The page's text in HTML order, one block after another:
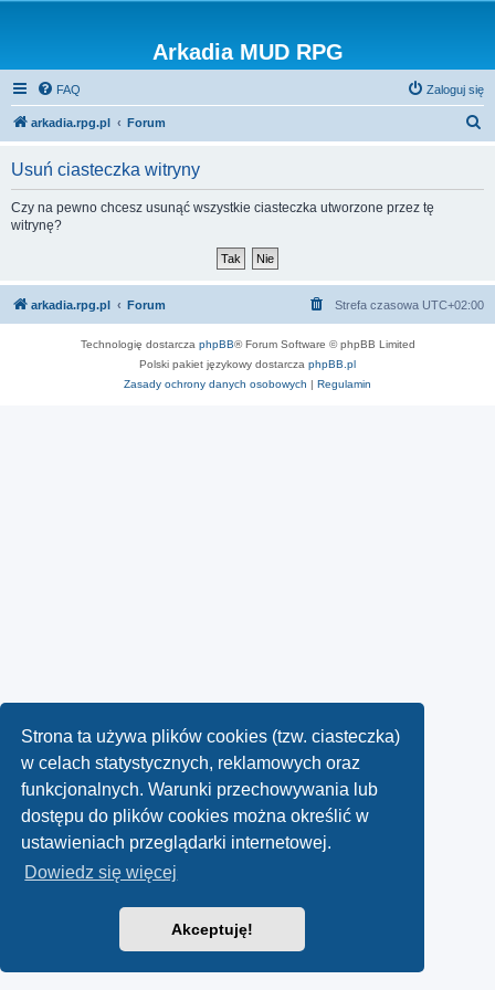
Strona ta używa plików cookies (tzw. ciasteczka)
w celach statystycznych, reklamowych oraz
funkcjonalnych. Warunki przechowywania lub
dostępu do plików cookies można określić w
ustawieniach przeglądarki internetowej.
Dowiedz się więcej
Akceptuję!
Arkadia MUD RPG
FAQ Zaloguj się
arkadia.rpg.pl Forum
Usuń ciasteczka witryny
Czy na pewno chcesz usunąć wszystkie ciasteczka utworzone przez tę
witrynę?
arkadia.rpg.pl Forum Strefa czasowa UTC+02:00
Technologię dostarcza phpBB® Forum Software © phpBB Limited
Polski pakiet językowy dostarcza phpBB.pl
Zasady ochrony danych osobowych | Regulamin